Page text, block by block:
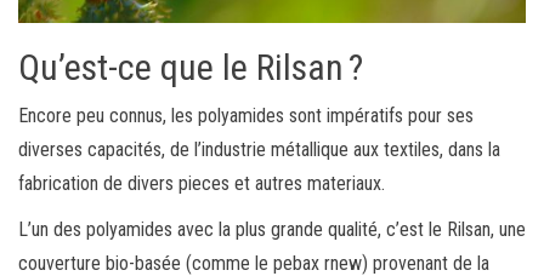
Qu’est-ce que le Rilsan ?
Encore peu connus, les polyamides sont impératifs pour ses
diverses capacités, de l’industrie métallique aux textiles, dans la
fabrication de divers pieces et autres materiaux.
L’un des polyamides avec la plus grande qualité, c’est le Rilsan, une
couverture bio-basée (comme le pebax rnew) provenant de la